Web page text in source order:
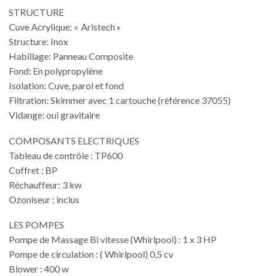
STRUCTURE
Cuve Acrylique: « Aristech »
Structure: Inox
Habillage: Panneau Composite
Fond: En polypropylène
Isolation: Cuve, paroi et fond
Filtration: Skimmer avec 1 cartouche (référence 37055)
Vidange: oui gravitaire
COMPOSANTS ELECTRIQUES
Tableau de contrôle : TP600
Coffret : BP
Réchauffeur: 3 kw
Ozoniseur : inclus
LES POMPES
Pompe de Massage Bi vitesse (Whirlpool) : 1 x 3 HP
Pompe de circulation : ( Whirlpool) 0,5 cv
Blower : 400 w